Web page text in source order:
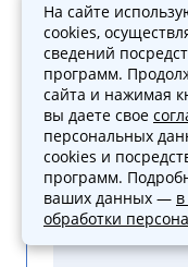
На сайте
cookies,
сведений
программ.
сайта и нажимая
вы даете свое
персональных
cookies и
программ.
ваших данных —
обработки